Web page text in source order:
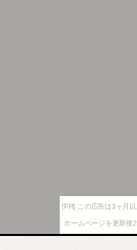
[PR] この広告は3ヶ月
ホームページを更新後